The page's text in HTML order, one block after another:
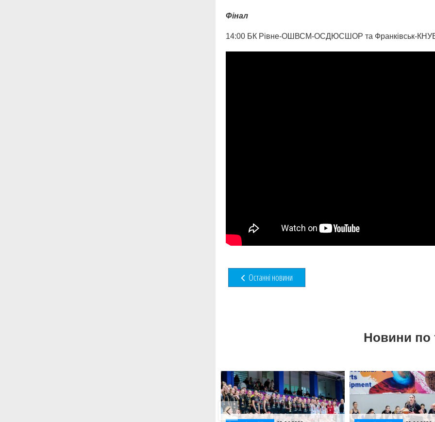
Фінал
14:00 БК Рівне-ОШВСМ-ОСДЮСШОР та Франківськ-
Останні новини
Новини по